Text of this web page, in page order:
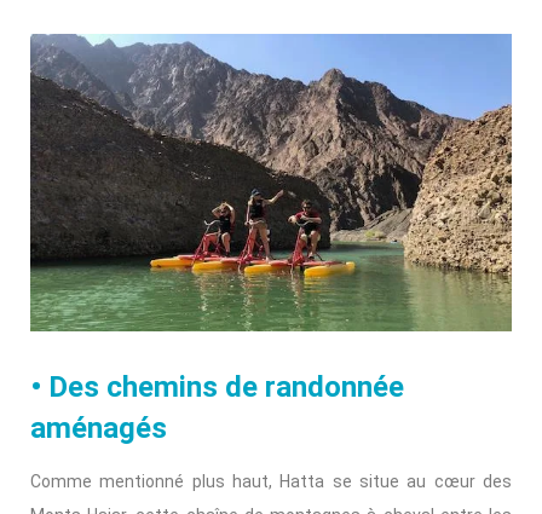
• Des chemins de randonnée
aménagés
Comme mentionné plus haut, Hatta se situe au cœur des